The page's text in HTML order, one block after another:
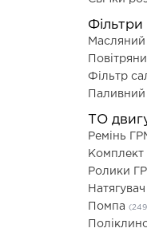
Фільтри
Масляний
Фільтр
ТО
Ремінь
Комплект
Ролики
Помпа